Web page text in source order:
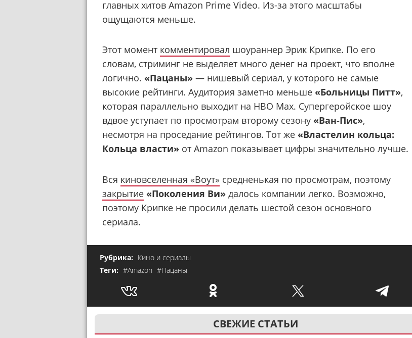
главных хитов Amazon Prime Video. Из-за этого масштабы
ощущаются меньше.
Этот момент комментировал шоураннер Эрик Крипке. По его
словам, стриминг не выделяет много денег на проект, что вполне
логично. «Пацаны» — нишевый сериал, у которого не самые
высокие рейтинги. Аудитория заметно меньше «Больницы Питт»,
которая параллельно выходит на HBO Max. Супергеройское шоу
вдвое уступает по просмотрам второму сезону «Ван-Пис»,
несмотря на проседание рейтингов. Тот же «Властелин кольца:
Кольца власти» от Amazon показывает цифры значительно лучше.
Вся киновселенная «Воут» средненькая по просмотрам, поэтому
закрытие «Поколения Ви» далось компании легко. Возможно,
поэтому Крипке не просили делать шестой сезон основного
сериала.
Рубрика: Кино и сериалы
Теги: #Amazon #Пацаны
СВЕЖИЕ СТАТЬИ